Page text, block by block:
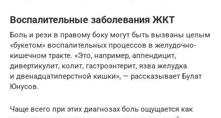
Воспалительные заболевания ЖКТ
Боль и рези в правому боку могут быть вызваны целым
«букетом» воспалительных процессов в желудочно-
кишечном тракте. «Это, например, аппендицит,
дивертикулит, колит, гастроэнтерит, язва желудка
и двенадцатиперстной кишки», — рассказывает Булат
Юнусов.
Чаще всего при этих диагнозах боль ощущается как